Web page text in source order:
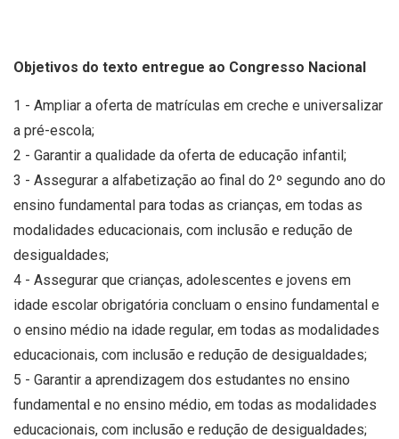
Objetivos do texto entregue ao Congresso Nacional
1 - Ampliar a oferta de matrículas em creche e universalizar
a pré-escola;
2 - Garantir a qualidade da oferta de educação infantil;
3 - Assegurar a alfabetização ao final do 2º segundo ano do
ensino fundamental para todas as crianças, em todas as
modalidades educacionais, com inclusão e redução de
desigualdades;
4 - Assegurar que crianças, adolescentes e jovens em
idade escolar obrigatória concluam o ensino fundamental e
o ensino médio na idade regular, em todas as modalidades
educacionais, com inclusão e redução de desigualdades;
5 - Garantir a aprendizagem dos estudantes no ensino
fundamental e no ensino médio, em todas as modalidades
educacionais, com inclusão e redução de desigualdades;